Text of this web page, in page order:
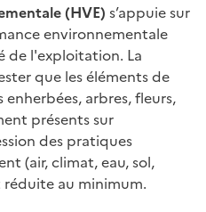
(HVE) s’appuie sur
environnementale
de l'exploitation. La
que les éléments de
arbres, fleurs,
présents sur
des pratiques
(air, climat, eau, sol,
réduite au minimum.